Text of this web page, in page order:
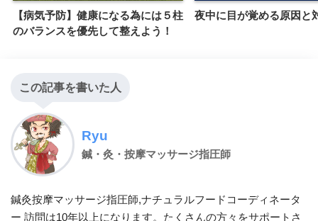
【病気予防】健康になる為には５柱
のバランスを優先して整えよう！
夜中に目が覚める原因と
この記事を書いた人
Ryu
鍼・灸・按摩マッサージ指圧師
鍼灸按摩マッサージ指圧師,ナチュラルフードコーディネータ
ー 訪問は10年以上になります。たくさんの方々をサポートさ